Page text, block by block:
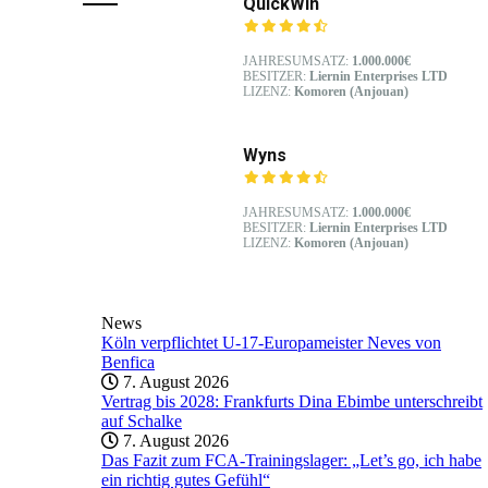
JAHRESUMSATZ: 1.000.000€
BESITZER: Liernin Enterprises LTD
LIZENZ: Komoren (Anjouan)
Wyns
JAHRESUMSATZ: 1.000.000€
BESITZER: Liernin Enterprises LTD
LIZENZ: Komoren (Anjouan)
News
Köln verpflichtet U-17-Europameister Neves von
Benfica
7. August 2026
Vertrag bis 2028: Frankfurts Dina Ebimbe unterschreibt
auf Schalke
7. August 2026
Das Fazit zum FCA-Trainingslager: „Let’s go, ich habe
ein richtig gutes Gefühl“